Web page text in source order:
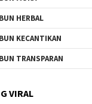
HERBAL
KECANTIKAN
TRANSPARAN
VIRAL